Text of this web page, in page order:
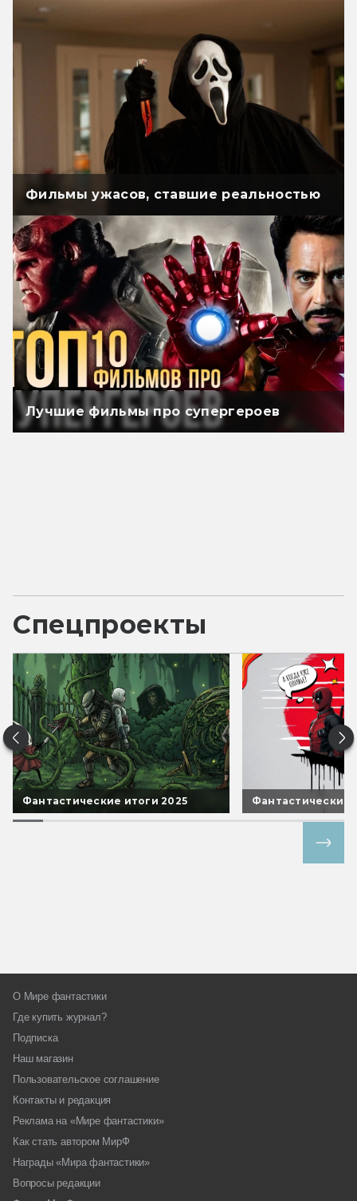
Фильмы ужасов, ставшие реальностью
Лучшие фильмы про супергероев
Спецпроекты
Фантастические итоги 2025 Фантастические
О Мире фантастики
Где купить журнал?
Подписка
Наш магазин
Пользовательское соглашение
Контакты и редакция
Реклама на «Мире фантастики»
Как стать автором МирФ
Награды «Мира фантастики»
Вопросы редакции